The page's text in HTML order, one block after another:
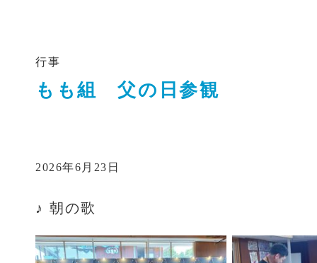
行事
もも組 父の日参観
2026年6月23日
♪ 朝の歌